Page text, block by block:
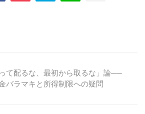
って配るな、最初から取るな」論──
バラマキと所得制限への疑問